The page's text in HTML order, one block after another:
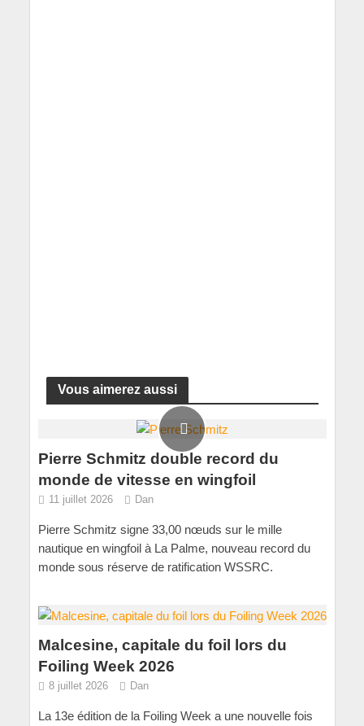
Vous aimerez aussi
Pierre Schmitz double record du
monde de vitesse en wingfoil
11 juillet 2026 Dan
Pierre Schmitz signe 33,00 nœuds sur le mille
nautique en wingfoil à La Palme, nouveau record du
monde sous réserve de ratification WSSRC.
Malcesine, capitale du foil lors du
Foiling Week 2026
8 juillet 2026 Dan
La 13e édition de la Foiling Week a une nouvelle fois